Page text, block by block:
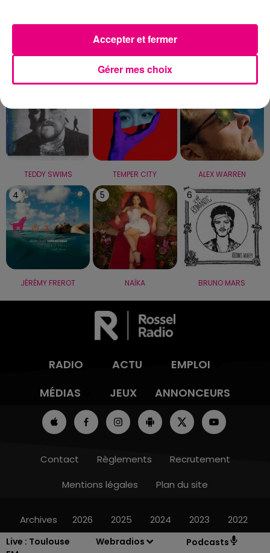
Live : Toulouse
Webradios Podcasts
LE TOP
1
TEDDY SWIMS
2
TEMPER CITY
3
ALEX WARREN
4
JÉRÉMY FREROT
5
NAÏKA
6
BRUNO MARS
RADIO ACTU
EMPLOI
MÉDIAS
JEUX ANNONCEURS
Contact Règlements
Recrutement
Mentions légales
Plan du site
Archives 2026 2025 2024 2023 2022
Gérer mes choix
Accepter et fermer